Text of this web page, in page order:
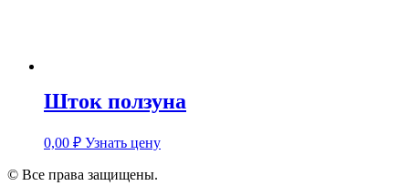
Шток ползуна
0,00 ₽ Узнать цену
© Все права защищены.